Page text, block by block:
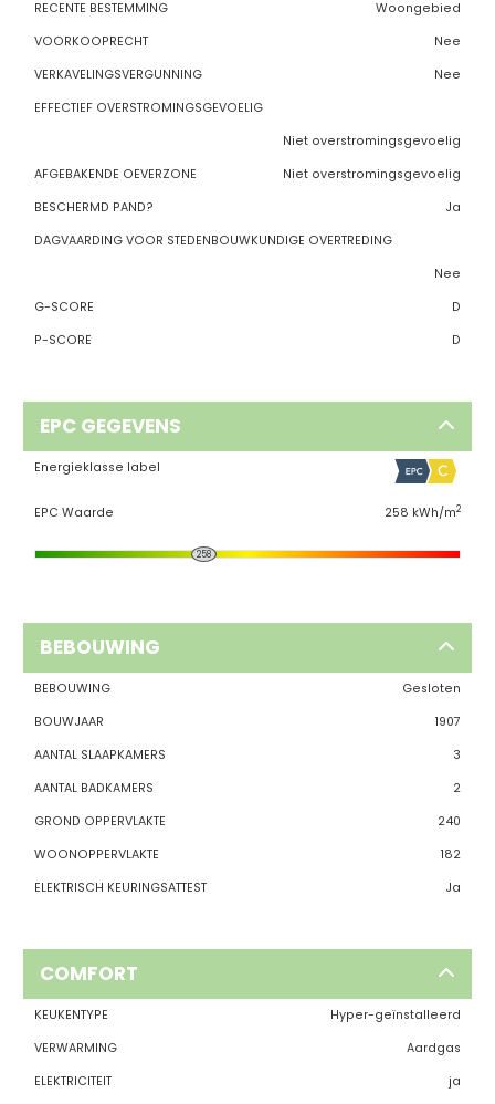
RECENTE BESTEMMING
Woongebied
VOORKOOPRECHT
Nee
VERKAVELINGSVERGUNNING
Nee
EFFECTIEF OVERSTROMINGSGEVOELIG
Niet overstromingsgevoelig
AFGEBAKENDE OEVERZONE
Niet overstromingsgevoelig
BESCHERMD PAND?
Ja
DAGVAARDING VOOR STEDENBOUWKUNDIGE OVERTREDING
Nee
G-SCORE
D
P-SCORE
D
EPC GEGEVENS
Energieklasse label
EPC Waarde 258 kWh/m2
258
BEBOUWING
BEBOUWING
Gesloten
BOUWJAAR
1907
AANTAL SLAAPKAMERS
3
AANTAL BADKAMERS
2
GROND OPPERVLAKTE
240
WOONOPPERVLAKTE
182
ELEKTRISCH KEURINGSATTEST
Ja
COMFORT
KEUKENTYPE
Hyper-geïnstalleerd
VERWARMING
Aardgas
ELEKTRICITEIT
ja